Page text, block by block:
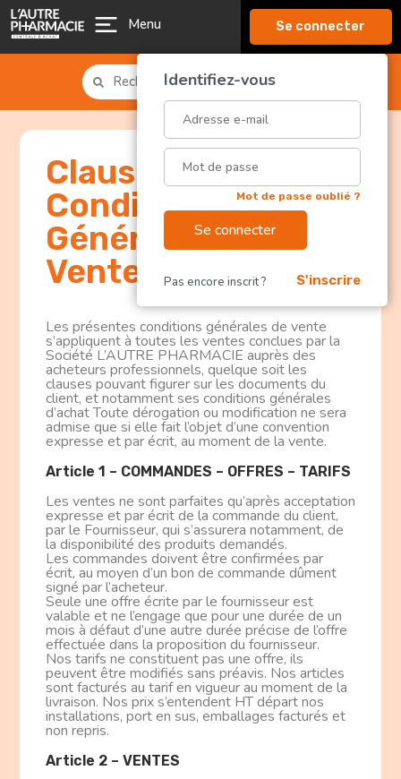
Menu Se connecter
Identifiez-vous
Mot de passe oublié ?
Se connecter
Pas encore inscrit ? S'inscrire
Rechercher produit, labo, EAN, ...
Clauses et
Conditions
Générales de
Vente
Les présentes conditions générales de vente
s’appliquent à toutes les ventes conclues par la
Société L’AUTRE PHARMACIE auprès des
acheteurs professionnels, quelque soit les
clauses pouvant figurer sur les documents du
client, et notamment ses conditions générales
d’achat Toute dérogation ou modification ne sera
admise que si elle fait l’objet d’une convention
expresse et par écrit, au moment de la vente.
Article 1 – COMMANDES – OFFRES – TARIFS
Les ventes ne sont parfaites qu’après acceptation
expresse et par écrit de la commande du client,
par le Fournisseur, qui s’assurera notamment, de
la disponibilité des produits demandés.
Les commandes doivent être confirmées par
écrit, au moyen d’un bon de commande dûment
signé par l’acheteur.
Seule une offre écrite par le fournisseur est
valable et ne l’engage que pour une durée de un
mois à défaut d’une autre durée précise de l’offre
effectuée dans la proposition du fournisseur.
Nos tarifs ne constituent pas une offre, ils
peuvent être modifiés sans préavis. Nos articles
sont facturés au tarif en vigueur au moment de la
livraison. Nos prix s’entendent HT départ nos
installations, port en sus, emballages facturés et
non repris.
Article 2 – VENTES